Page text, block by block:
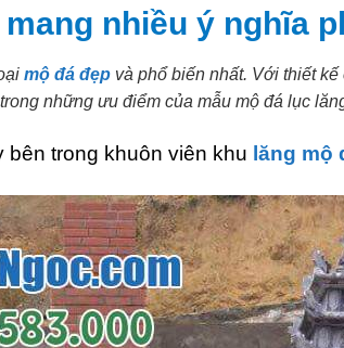
nhiều ý nghĩa
mộ đá đẹp và phổ biến nhất. Với thiết
những ưu điểm của mẫu mộ đá lục
trong khuôn viên khu lăng mộ